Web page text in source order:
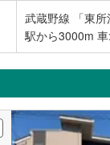
武蔵野線 「東所
駅か